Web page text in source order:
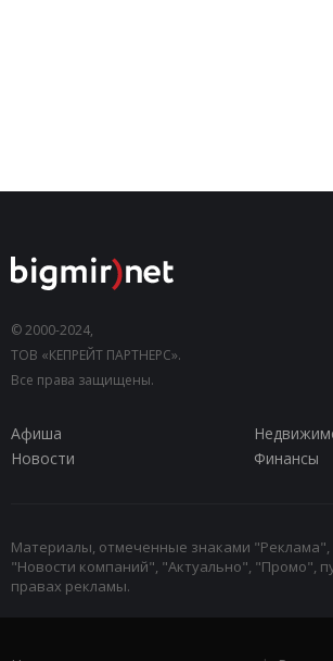
© 2000-2024,
ТОВ «КЕПРЕЙТ ПАРТНЕРС».
Все права защищены.
Афиша
Новости
Финансы
Материалы, отмеченные знаками "Реклама",
"Новости компаний", "Актуально", "Промо",
правах рекламы.